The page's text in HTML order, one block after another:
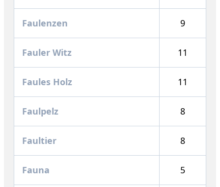
Faulenzen 9
Fauler Witz 11
Faules Holz 11
Faulpelz 8
Faultier 8
Fauna 5